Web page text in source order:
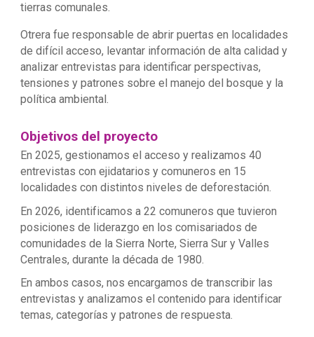
tierras comunales.
Otrera fue responsable de abrir puertas en localidades
de difícil acceso, levantar información de alta calidad y
analizar entrevistas para identificar perspectivas,
tensiones y patrones sobre el manejo del bosque y la
política ambiental.
Objetivos del proyecto
En 2025, gestionamos el acceso y realizamos 40
entrevistas con ejidatarios y comuneros en 15
localidades con distintos niveles de deforestación.
En 2026, identificamos a 22 comuneros que tuvieron
posiciones de liderazgo en los comisariados de
comunidades de la Sierra Norte, Sierra Sur y Valles
Centrales, durante la década de 1980.
En ambos casos, nos encargamos de transcribir las
entrevistas y analizamos el contenido para identificar
temas, categorías y patrones de respuesta.